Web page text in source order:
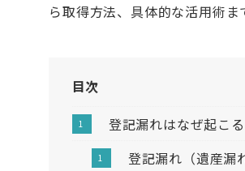
ら取得方法、具体的な活用術ま
目次
登記漏れはなぜ起こ
登記漏れ（遺産漏